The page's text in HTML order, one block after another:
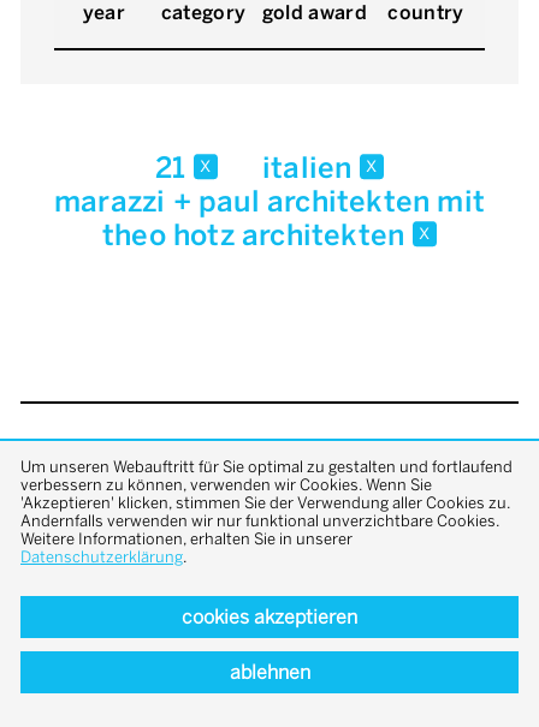
year category gold award country
21 x italien x
marazzi + paul architekten mit
theo hotz architekten x
back to top
Um unseren Webauftritt für Sie optimal zu gestalten und fortlaufend
verbessern zu können, verwenden wir Cookies. Wenn Sie
'Akzeptieren' klicken, stimmen Sie der Verwendung aller Cookies zu.
Andernfalls verwenden wir nur funktional unverzichtbare Cookies.
Weitere Informationen, erhalten Sie in unserer
Datenschutzerklärung.
cookies akzeptieren
ablehnen